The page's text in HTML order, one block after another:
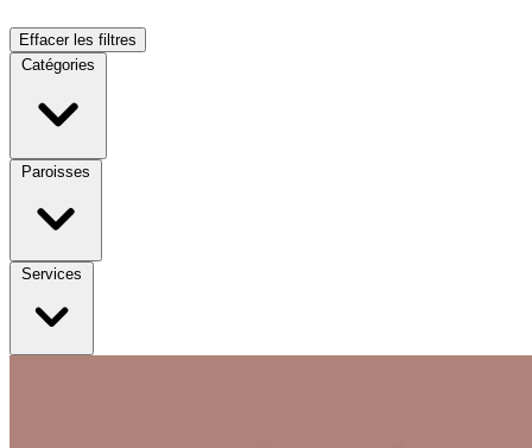
Effacer les filtres
Catégories
Paroisses
Services